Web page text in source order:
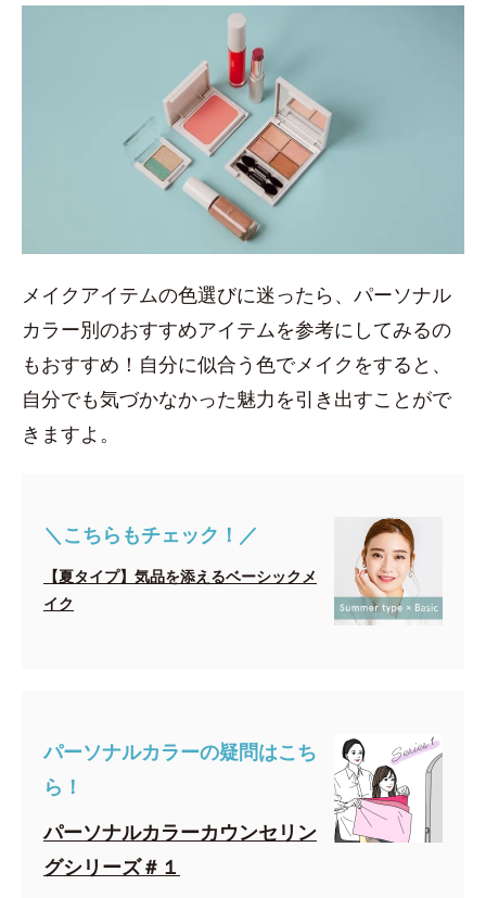
メイクアイテムの色選びに迷ったら、パーソナル
カラー別のおすすめアイテムを参考にしてみるの
もおすすめ！自分に似合う色でメイクをすると、
自分でも気づかなかった魅力を引き出すことがで
きますよ。
＼こちらもチェック！／
【夏タイプ】気品を添えるベーシックメ
イク
パーソナルカラーの疑問はこち
ら！
パーソナルカラーカウンセリン
グシリーズ＃１